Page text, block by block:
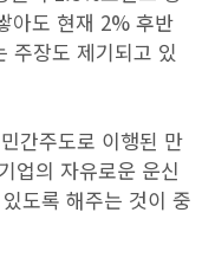
아도 현재 2% 후반
주장도 제기되고 있
간주도로 이행된 만
업의 자유로운 운신
도록 해주는 것이 중